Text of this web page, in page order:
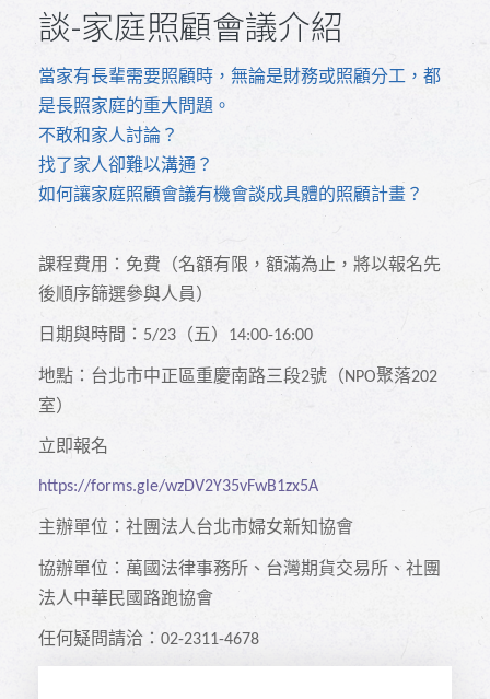
談-家庭照顧會議介紹
當家有長輩需要照顧時，無論是財務或照顧分工，都
是長照家庭的重大問題。
不敢和家人討論？
找了家人卻難以溝通？
如何讓家庭照顧會議有機會談成具體的照顧計畫？
課程費用：免費（名額有限，額滿為止，將以報名先
後順序篩選參與人員）
日期與時間： 5/23 （五） 14:00-16:00
地點：台北市中正區重慶南路三段2號（NPO聚落202
室）
立即報名
https://forms.gle/wzDV2Y35vFwB1zx5A
主辦單位：社團法人台北市婦女新知協會
協辦單位：萬國法律事務所、台灣期貨交易所、社團
法人中華民國路跑協會
任何疑問請洽： 02-2311-4678